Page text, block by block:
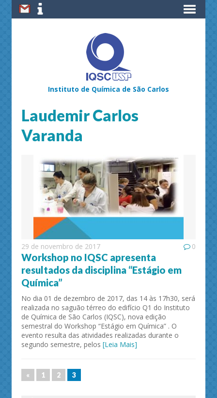
Instituto de Química de São Carlos
Laudemir Carlos
Varanda
29 de novembro de 2017 0
Workshop no IQSC apresenta
resultados da disciplina “Estágio em
Química”
No dia 01 de dezembro de 2017, das 14 às 17h30, será
realizada no saguão térreo do edifício Q1 do Instituto
de Química de São Carlos (IQSC), nova edição
semestral do Workshop “Estágio em Química” . O
evento resulta das atividades realizadas durante o
segundo semestre, pelos [Leia Mais]
« 1 2 3